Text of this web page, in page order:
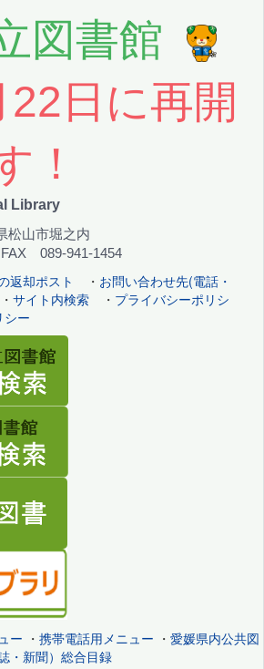
図書館
22日に再開
！
Library
松山市堀之内
FAX 089-941-1454
返却ポスト ・ お問い合わせ先(電話・
サイト内検索 ・ プライバシーポリシ
シー
ー ・ 携帯電話用メニュー ・ 愛媛県内公共図
・新聞）総合目録